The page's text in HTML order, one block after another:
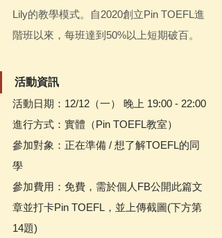
Lily的教學模式。自2020創立Pin TOEFL進
階班以來，每班達到50%以上短期破百。
活動資訊
活動日期：12/12（一） 晚上 19:00 - 22:00
進行方式：實體（Pin TOEFL教室）
參加對象：正在準備 / 想了解TOEFL的同
學
參加費用：免費，需於個人FB公開此篇文
章並打卡Pin TOEFL，並上傳截圖(下方第
14題)